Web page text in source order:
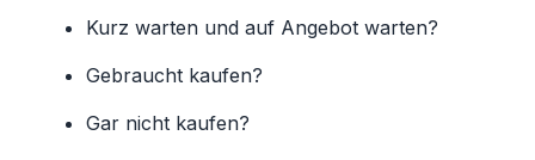
Kurz warten und auf Angebot warten?
Gebraucht kaufen?
Gar nicht kaufen?